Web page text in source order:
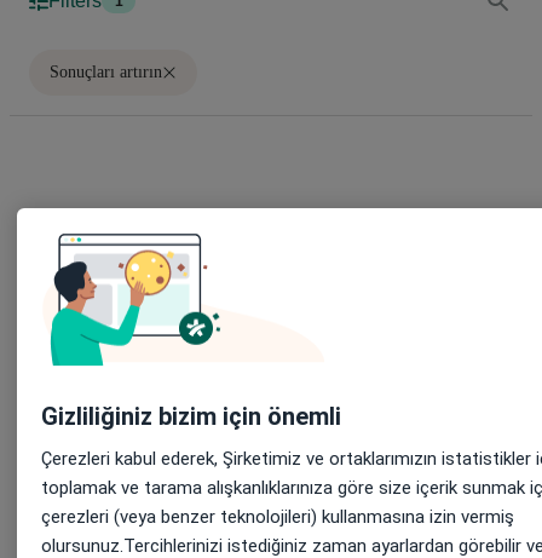
Sonuçları artırın
En son kaynaklar
Gizliliğiniz bizim için önemli
Çerezleri kabul ederek, Şirketimiz ve ortaklarımızın istatistikler
toplamak ve tarama alışkanlıklarınıza göre size içerik sunmak
çerezleri (veya benzer teknolojileri) kullanmasına izin vermiş
olursunuz.Tercihlerinizi istediğiniz zaman ayarlardan görebilir